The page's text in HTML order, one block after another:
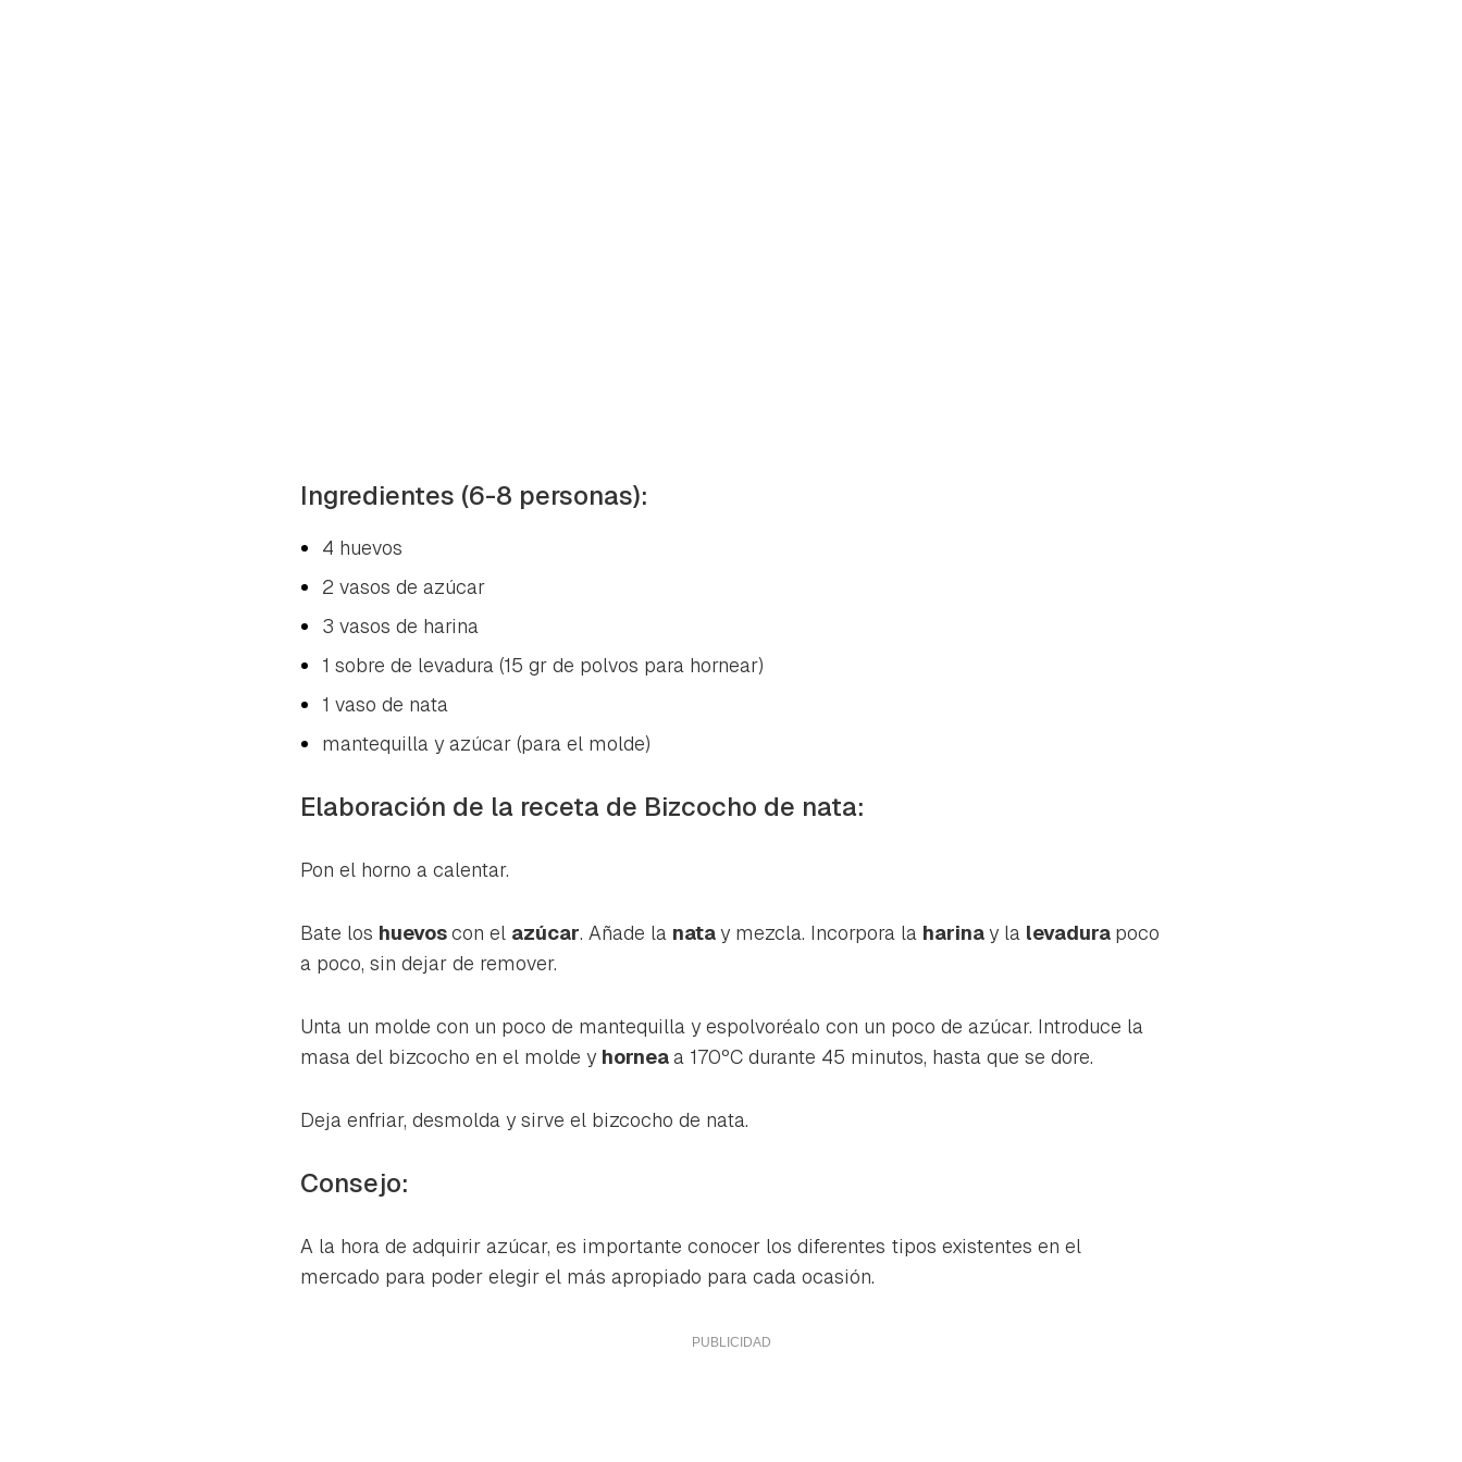
Ingredientes (6-8 personas):
4 huevos
2 vasos de azúcar
3 vasos de harina
1 sobre de levadura (15 gr de polvos para hornear)
1 vaso de nata
mantequilla y azúcar (para el molde)
Elaboración de la receta de Bizcocho de nata:
Pon el horno a calentar.
Bate los huevoscon el azúcar. Añade la natay mezcla. Incorpora la harinay la levadura poco
a poco, sin dejar de remover.
Unta un molde con un poco de mantequilla y espolvoréalo con un poco de azúcar. Introduce la
masa del bizcocho en el molde y horneaa 170ºC durante 45 minutos, hasta que se dore.
Deja enfriar, desmolda y sirve el bizcocho de nata.
Consejo:
A la hora de adquirir azúcar, es importante conocer los diferentes tipos existentes en el
mercado para poder elegir el más apropiado para cada ocasión.